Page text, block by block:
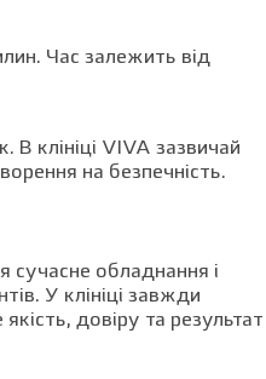
Час залежить від
клініці VIVA зазвичай
на безпечність.
сучасне обладнання і
У клініці завжди
довіру та результат